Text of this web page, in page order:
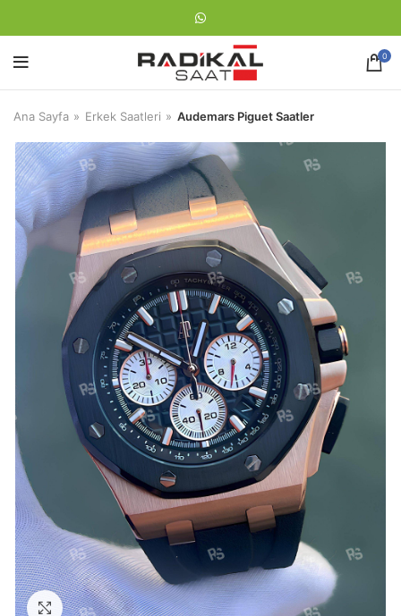
0
Ana Sayfa Erkek Saatleri Audemars Piguet Saatler
Görseli Büyütün